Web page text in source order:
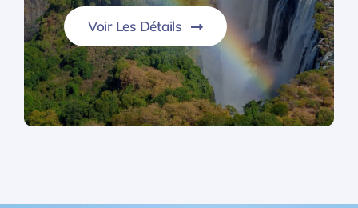
Voir Les Détails
Un pays des merveilles…